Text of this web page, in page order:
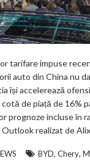
tarifare impuse
auto din China nu
își accelerează
de piață de 16%
prognoze incluse în
realizat de
BYD, Chery,